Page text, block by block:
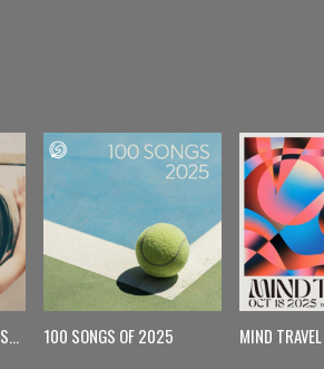
【月曜更新】Monday Spin 100 SONGS OF 2025 MIND TRAVEL